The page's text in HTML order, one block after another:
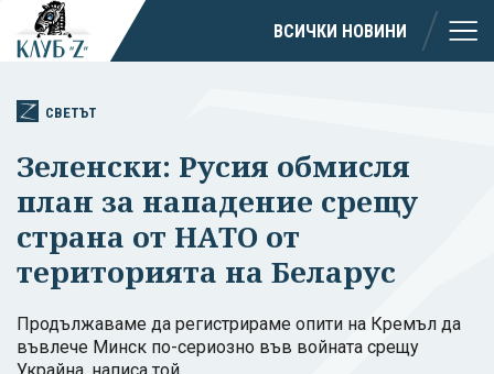
ВСИЧКИ НОВИНИ
СВЕТЪТ
Зеленски: Русия обмисля
план за нападение срещу
страна от НАТО от
територията на Беларус
Продължаваме да регистрираме опити на Кремъл да
въвлече Минск по-сериозно във войната срещу